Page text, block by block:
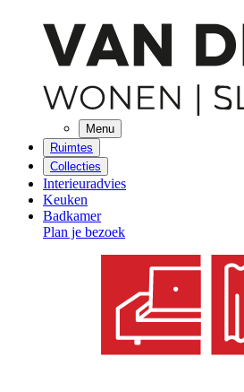
Menu
Ruimtes
Collecties
Interieuradvies
Keuken
Badkamer
Plan je bezoek